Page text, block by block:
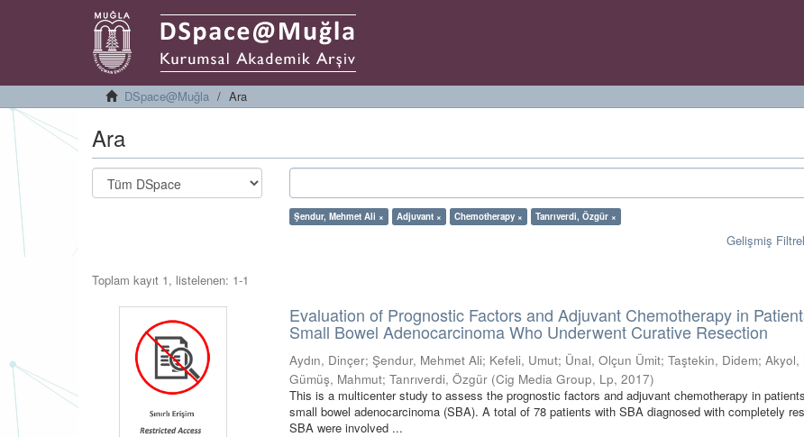
DSpace@Muğla Ara
Ara
Şendur, Mehmet Ali × Adjuvant × Chemotherapy × Tanrıverdi, Özgür ×
Gelişmiş
Toplam kayıt 1, listelenen: 1-1
Evaluation of Prognostic Factors and Adjuvant Chemotherapy in
Small Bowel Adenocarcinoma Who Underwent Curative Resection
Aydın, Dinçer;Şendur, Mehmet Ali; Kefeli, Umut; Ünal, Olçun Ümit;Taştekin, Didem;Akyol,
Gümüş, Mahmut;Tanrıverdi, Özgür (Cig Media Group, Lp,2017)
This is a multicenter study to assess the prognostic factors and adjuvant chemotherapy in
small bowel adenocarcinoma (SBA). A total of 78 patients with SBA diagnosed with completely
SBA were involved ...